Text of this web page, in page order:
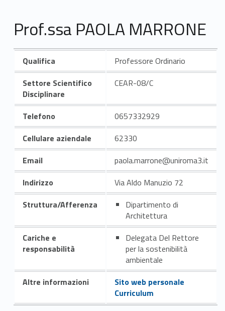
Prof.ssa PAOLA MARRONE
Qualifica
Professore Ordinario
Settore Scientifico
Disciplinare
CEAR-08/C
Telefono
0657332929
Cellulare aziendale
62330
Email
paola.marrone@uniroma3.it
Indirizzo
Via Aldo Manuzio 72
Struttura/Afferenza
Dipartimento di
Architettura
Cariche e
responsabilità
Delegata Del Rettore
per la sostenibilità
ambientale
Altre informazioni
Sito web personale
Curriculum